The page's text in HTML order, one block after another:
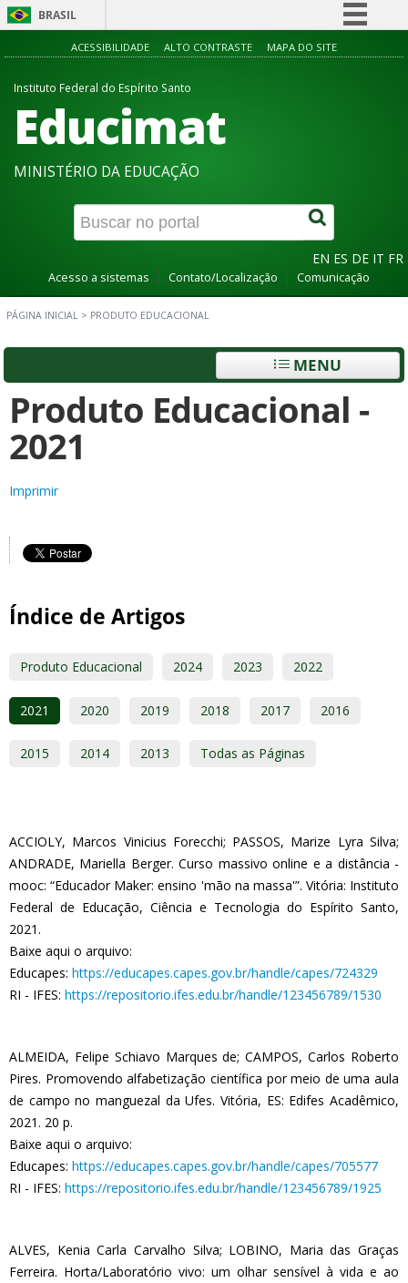
BRASIL
Simplifique!
ACESSIBILIDADE ALTO CONTRASTE MAPA DO SITE
Instituto Federal do Espírito Santo
Educimat
MINISTÉRIO DA EDUCAÇÃO
EN ES DE IT FR
Acesso a sistemas Contato/Localização Comunicação
PÁGINA INICIAL > PRODUTO EDUCACIONAL
MENU
Produto Educacional -
2021
Imprimir
Índice de Artigos
Produto Educacional 2024 2023 2022
2021 2020 2019 2018 2017 2016
2015 2014 2013 Todas as Páginas
ACCIOLY, Marcos Vinicius Forecchi; PASSOS, Marize Lyra Silva;
ANDRADE, Mariella Berger. Curso massivo online e a distância -
mooc: “Educador Maker: ensino 'mão na massa'”. Vitória: Instituto
Federal de Educação, Ciência e Tecnologia do Espírito Santo,
2021.
Baixe aqui o arquivo:
Educapes: https://educapes.capes.gov.br/handle/capes/724329
RI - IFES: https://repositorio.ifes.edu.br/handle/123456789/1530
ALMEIDA, Felipe Schiavo Marques de; CAMPOS, Carlos Roberto
Pires. Promovendo alfabetização científica por meio de uma aula
de campo no manguezal da Ufes. Vitória, ES: Edifes Acadêmico,
2021. 20 p.
Baixe aqui o arquivo:
Educapes: https://educapes.capes.gov.br/handle/capes/705577
RI - IFES: https://repositorio.ifes.edu.br/handle/123456789/1925
ALVES, Kenia Carla Carvalho Silva; LOBINO, Maria das Graças
Ferreira. Horta/Laboratório vivo: um olhar sensível à vida e ao